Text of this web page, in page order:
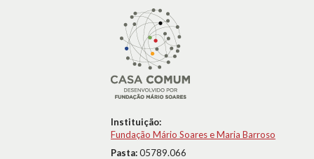
Instituição:
Fundação Mário Soares e Maria Barroso
Pasta:05789.066